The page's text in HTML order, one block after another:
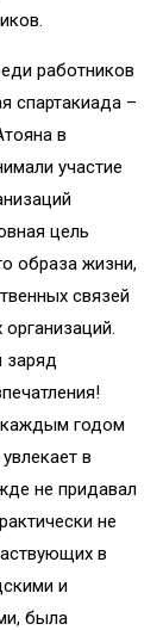
работников
спартакиада –
в
участие
цель
образа жизни,
связей
заряд
каждым годом
в
не придавал
не
в
и
была